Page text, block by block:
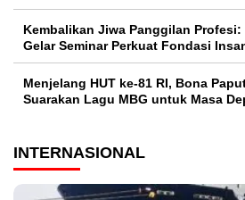
Kembalikan Jiwa Panggilan Profesi:
Gelar Seminar Perkuat Fondasi
Menjelang HUT ke-81 RI, Bona
Suarakan Lagu MBG untuk Masa
INTERNASIONAL